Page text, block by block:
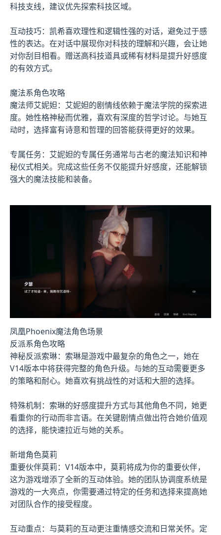
科技支线，建议优先探索科技区域。
互动技巧：凯希喜欢理性和逻辑性强的对话，避免过于感
性的表达。在对话中展现你对科技的理解和兴趣，会让她
对你刮目相看。赠送高科技道具或稀有材料是提升好感度
的有效方式。
魔法系角色攻略
魔法师艾妮妲：艾妮妲的剧情线依赖于魔法学院的探索进
度。她性格神秘而优雅，喜欢有深度的哲学讨论。与她互
动时，选择富有诗意和哲理的回答能获得更好的效果。
专属任务：艾妮妲的专属任务通常与古老的魔法知识和神
秘仪式相关。完成这些任务不仅能提升好感度，还能解锁
强大的魔法技能和装备。
凤凰Phoenix魔法角色场景
反派系角色攻略
神秘反派索琳：索琳是游戏中最复杂的角色之一，她在
V14版本中将获得完整的角色升级。与她的互动需要更多
的策略和耐心。她喜欢有挑战性的对话和大胆的选择。
特殊机制：索琳的好感度提升方式与其他角色不同，她更
看重你的行动而非言语。在关键剧情点做出符合她价值观
的选择，能快速拉近与她的关系。
新增角色莫莉
重要伙伴莫莉：V14版本中，莫莉将成为你的重要伙伴，
这为游戏增添了全新的互动体验。她的团队协调度系统是
游戏的一大亮点，你需要通过特定的任务和选择来提高她
对团队合作的接受程度。
互动重点：与莫莉的互动更注重情感交流和日常关怀。定